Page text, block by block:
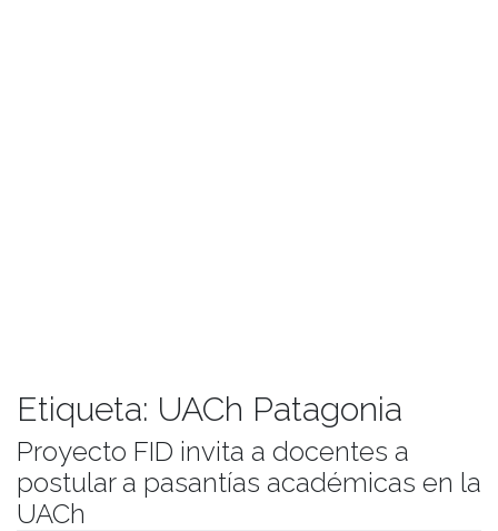
Etiqueta: UACh Patagonia
Proyecto FID invita a docentes a
postular a pasantías académicas en la
UACh